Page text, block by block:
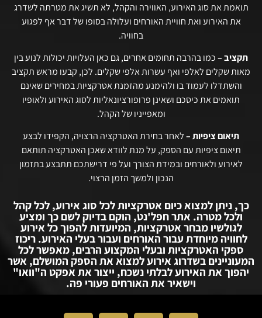
תואמת את סוג האירוע, האווירה והקהל, לא תשיג את מטרתה לשדרג
את האירוע ואת חוויית האורחים ועלולה בסופו של דבר אף לפגוע
בחוויה.
תקציב –כמו בהרבה תחומים אחרים, גם כאן העלויות יכולות לנוע בין
מאות שקלים לאלפי ואף עשרות אלפי שקלים. לכן, קבעו מראש תקציב
והשתדלו לעמוד בו ולהימנע מהזמנת אטרקציות במחירים שאינם
תואמים את כיסכם ושאינן פרופורציונאליות לסוג האירוע ולאופיו
ומאפייניו של הקהל.
תיאום ציפיות –לאחר בחירת האטרקציה הרצויה, הקפידו לבצע
תיאום ציפיות עם הספק, על מנת לוודא שאכן האטרקציה תותאם
לאירוע ולאורחים ובמידת הצורך ועל פי דרישתכם תתבצע בתזמון
הנכון ולמשך הזמן הרצוי.
כך, ניתן למצוא כיום אטרקציות לכל סוג אירוע, לכל קהל
ולכל מטרה. אתר חפל'נט, הוקם בדיוק לשם כך ומציע
לגולשיו מבחר אטרקציות, המיועדות להפוך כל אירוע
לחוויה מיוחדת עבור האורחים ועבור בעלי האירוע. ריכוז
ספקי האטרקציות ובעלי המקצוע הרבים, מאפשר לכל
המעוניינים בשדרוג אירוע למצוא את הספק המושלם, אשר
יהפוך את האירוע לבלתי נשכח, ייצור את אפקט ה"וואו"
וישאיר את האורחים פעורי פה.